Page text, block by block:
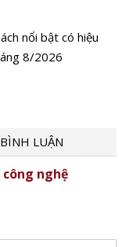
nổi bật có hiệu
8/2026
BÌNH LUẬN
nghệ